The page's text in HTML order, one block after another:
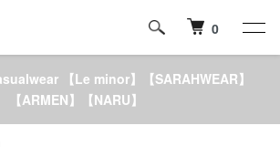
0
【Le minor】【SARAHWEAR】
【ARMEN】【NARU】